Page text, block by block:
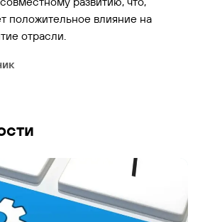
положительное влияние на
отрасли.